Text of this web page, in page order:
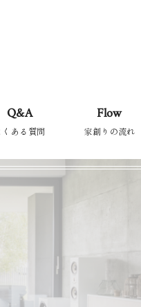
Q&A
くある質問
Flow
家創りの流れ